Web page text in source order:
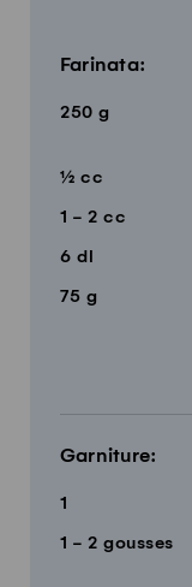
Farinata:
250 g
½ cc
1 - 2 cc
6 dl
75 g
Garniture:
1
1 - 2 gousses